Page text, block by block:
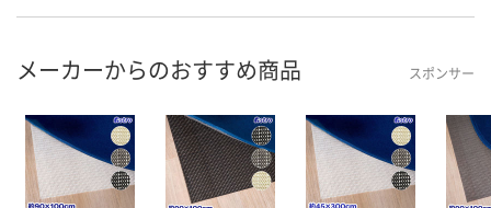
メーカーからのおすすめ商品 スポンサー